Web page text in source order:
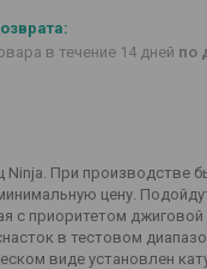
в течение 14 дней по
При производстве
цену.
с приоритетом
в тестовом
виде установлен